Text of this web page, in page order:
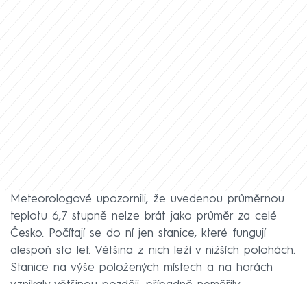
Meteorologové upozornili, že uvedenou průměrnou
teplotu 6,7 stupně nelze brát jako průměr za celé
Česko. Počítají se do ní jen stanice, které fungují
alespoň sto let. Většina z nich leží v nižších polohách.
Stanice na výše položených místech a na horách